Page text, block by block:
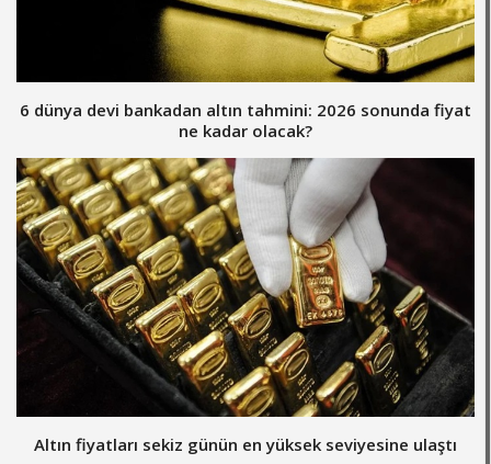
6 dünya devi bankadan altın tahmini: 2026 sonunda fiyat
ne kadar olacak?
Altın fiyatları sekiz günün en yüksek seviyesine ulaştı